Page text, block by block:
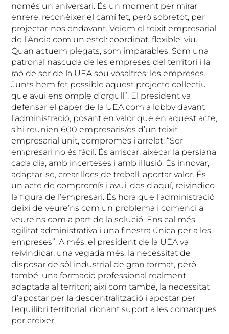
només un aniversari. És un moment per mirar
enrere, reconèixer el camí fet, però sobretot, per
projectar-nos endavant. Veiem el teixit empresarial
de l’Anoia com un estol: coordinat, flexible, viu.
Quan actuem plegats, som imparables. Som una
patronal nascuda de les empreses del territori i la
raó de ser de la UEA sou vosaltres: les empreses.
Junts hem fet possible aquest projecte col·lectiu
que avui ens omple d’orgull”. El president va
defensar el paper de la UEA com a lobby davant
l’administració, posant en valor que en aquest acte,
s’hi reunien 600 empresaris/es d’un teixit
empresarial unit, compromès i arrelat: “Ser
empresari no és fàcil. És arriscar, aixecar la persiana
cada dia, amb incerteses i amb il·lusió. És innovar,
adaptar-se, crear llocs de treball, aportar valor. És
un acte de compromís i avui, des d’aquí, reivindico
la figura de l’empresari. És hora que l’administració
deixi de veure’ns com un problema i comenci a
veure’ns com a part de la solució. Ens cal més
agilitat administrativa i una finestra única per a les
empreses”. A més, el president de la UEA va
reivindicar, una vegada més, la necessitat de
disposar de sòl industrial de gran format, però
també, una formació professional realment
adaptada al territori; així com també, la necessitat
d’apostar per la descentralització i apostar per
l’equilibri territorial, donant suport a les comarques
per créixer.